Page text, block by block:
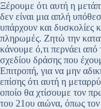
Ξέρουμε ότι αυτή η
δεν είναι μια απλή
υπάρχουν και δυσκολίες
πληρωμές. Ζητώ την
κάνουμε ό,τι περνάει από
σχεδίου δράσης που
Επιτροπή, για να μην
επίσης ότι αυτή η
οποίο θα χτίσουμε τον
του 21ου αιώνα, όπως